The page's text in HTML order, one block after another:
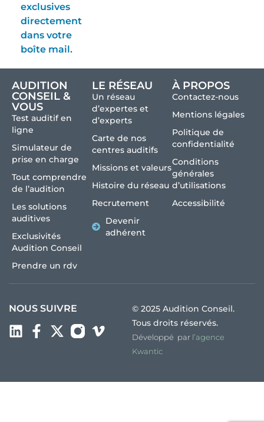
exclusives
directement
dans votre
boîte mail.
AUDITION
CONSEIL &
VOUS
Test auditif en
ligne
Simulateur de
prise en charge
Tout comprendre
de l’audition
Les solutions
auditives
Exclusivités
Audition Conseil
Prendre un rdv
LE RÉSEAU
Un réseau
d’expertes et
d’experts
Carte de nos
centres auditifs
Missions et valeurs
Histoire du réseau
Recrutement
Devenir
adhérent
À PROPOS
Contactez-nous
Mentions légales
Politique de
confidentialité
Conditions
générales
d’utilisations
Accessibilité
NOUS SUIVRE
© 2025 Audition Conseil.
Tous droits réservés.
Développé par l’agence
Kwantic